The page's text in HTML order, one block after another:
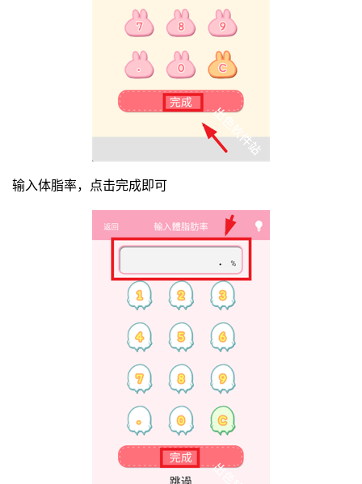
输入体脂率，点击完成即可